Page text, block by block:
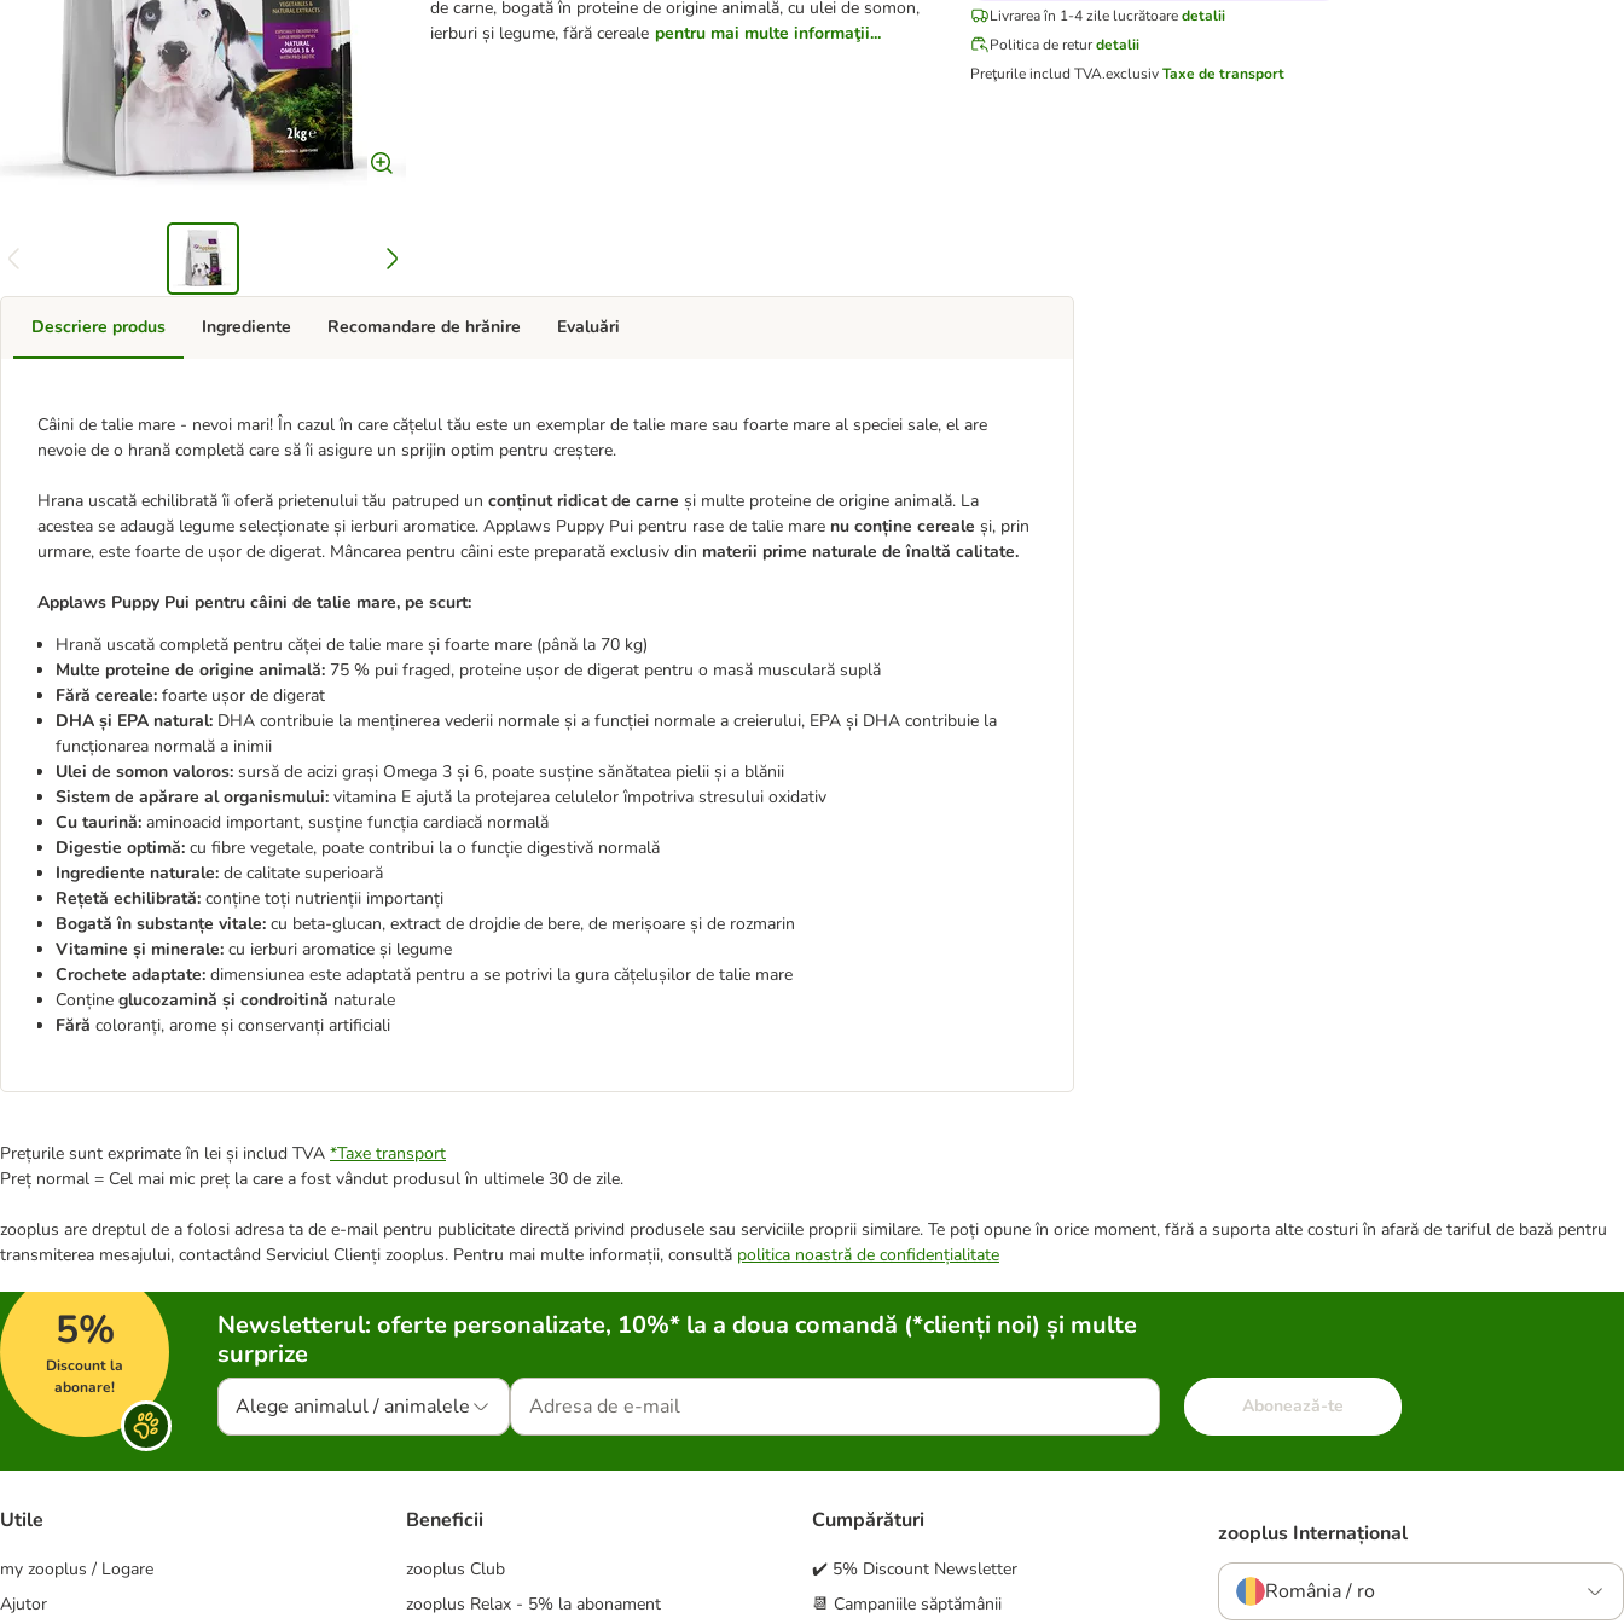
de carne, bogată în proteine de origine animală, cu ulei de somon,
ierburi și legume, fără cereale pentru mai multe informaţii...
Livrarea în 1-4 zile lucrătoare detalii
Politica de retur detalii
Preţurile includ TVA.exclusivTaxe de transport
Descriere produs
Câini de talie mare - nevoi mari! În cazul în care cățelul tău este un exemplar de talie mare sau foarte mare al speciei sale, el are
nevoie de o hrană completă care să îi asigure un sprijin optim pentru creștere.
Hrana uscată echilibrată îi oferă prietenului tău patruped un conținut ridicat de carne și multe proteine de origine animală. La
acestea se adaugă legume selecționate și ierburi aromatice. Applaws Puppy Pui pentru rase de talie mare nu conține cereale și, prin
urmare, este foarte de ușor de digerat. Mâncarea pentru câini este preparată exclusiv din materii prime naturale de înaltă calitate.
Applaws Puppy Pui pentru câini de talie mare, pe scurt:
Hrană uscată completă pentru căței de talie mare și foarte mare (până la 70 kg)
Multe proteine de origine animală: 75 % pui fraged, proteine ușor de digerat pentru o masă musculară suplă
Fără cereale: foarte ușor de digerat
DHA și EPA natural: DHA contribuie la menținerea vederii normale și a funcției normale a creierului, EPA și DHA contribuie la
funcționarea normală a inimii
Ulei de somon valoros: sursă de acizi grași Omega 3 și 6, poate susține sănătatea pielii și a blănii
Sistem de apărare al organismului: vitamina E ajută la protejarea celulelor împotriva stresului oxidativ
Cu taurină: aminoacid important, susține funcția cardiacă normală
Digestie optimă: cu fibre vegetale, poate contribui la o funcție digestivă normală
Ingrediente naturale: de calitate superioară
Rețetă echilibrată: conține toți nutrienții importanți
Bogată în substanțe vitale: cu beta-glucan, extract de drojdie de bere, de merișoare și de rozmarin
Vitamine și minerale: cu ierburi aromatice și legume
Crochete adaptate: dimensiunea este adaptată pentru a se potrivi la gura cățelușilor de talie mare
Conține glucozamină și condroitină naturale
Fără coloranți, arome și conservanți artificiali
Ingrediente Recomandare de hrănire Evaluări
Prețurile sunt exprimate în lei și includ TVA *Taxe transport
Preț normal = Cel mai mic preț la care a fost vândut produsul în ultimele 30 de zile.
zooplus are dreptul de a folosi adresa ta de e-mail pentru publicitate directă privind produsele sau serviciile proprii similare. Te poți opune în orice moment, fără a suporta alte costuri în afară de tariful de bază pentru
transmiterea mesajului, contactând Serviciul Clienți zooplus. Pentru mai multe informații, consultă politica noastră de confidențialitate
5%
Discount la
abonare!
Newsletterul: oferte personalizate, 10%* la a doua comandă (*clienți noi) și multe
surprize
Alege animalul / animalele Abonează-te
Utile
my zooplus / Logare
Ajutor
Beneficii
zooplus Club
zooplus Relax - 5% la abonament
Cumpărături
✔️ 5% Discount Newsletter
📆 Campaniile săptămânii
zooplus Internațional
România / ro